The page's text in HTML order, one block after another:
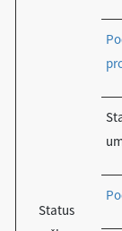
Status